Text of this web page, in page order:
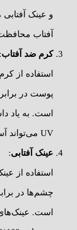
و عینک
آفتاب
کرم ضد آفتاب:
است. به یاد
UV می‌تواند آسیب برساند.
عینک آفتابی:
استفاده از
چشم‌ها در